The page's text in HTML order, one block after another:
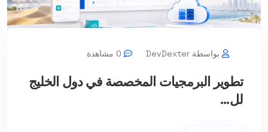
بواسطة DevDexter
تطوير البرمجيات المخصصة في دول الخليج
لل...